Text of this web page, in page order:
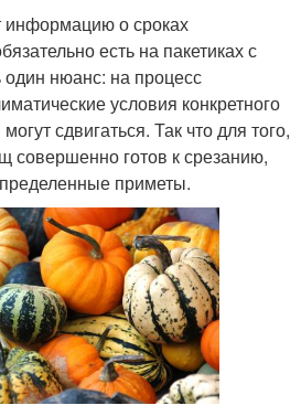
информацию о сроках
есть на пакетиках с
нюанс: на процесс
условия конкретного
сдвигаться. Так что для того,
совершенно готов к срезанию,
приметы.